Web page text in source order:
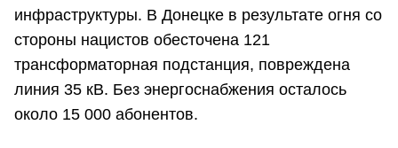
инфраструктуры. В Донецке в результате огня со
стороны нацистов обесточена 121
трансформаторная подстанция, повреждена
линия 35 кВ. Без энергоснабжения осталось
около 15 000 абонентов.